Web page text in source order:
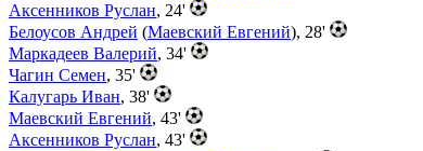
Аксенников Руслан, 24'
Белоусов Андрей (Маевский Евгений), 28'
Маркадеев Валерий, 34'
Чагин Семен, 35'
Калугарь Иван, 38'
Маевский Евгений, 43'
Аксенников Руслан, 43'